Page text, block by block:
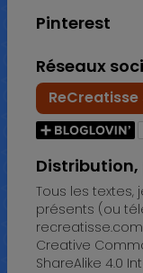
Pinterest
Réseaux
Tous les textes,
présents (ou
Creative
ShareAlike 4.0